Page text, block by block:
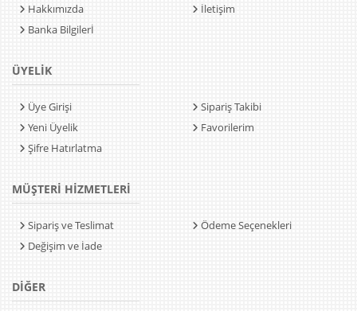
Hakkımızda
Banka Bilgilerİ
İletişim
ÜYELİK
Üye Girişi
Yeni Üyelik
Şifre Hatırlatma
Sipariş Takibi
Favorilerim
MÜŞTERİ HİZMETLERİ
Sipariş ve Teslimat
Değişim ve İade
Ödeme Seçenekleri
DİĞER